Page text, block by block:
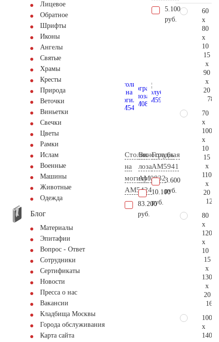
Лицевое
Обратное
Шрифты
Иконы
Ангелы
Святые
Храмы
Кресты
Природа
Веточки
Виньетки
Свечки
Цветы
Рамки
Ислам
Военные
Машины
Животные
Одежда
Блог
Материалы
Эпитафии
Вопрос - Ответ
Сотрудники
Сертификаты
Новости
Пресса о нас
Вакансии
Кладбища Москвы
Города обслуживания
Карта сайта
5.100
руб.
Столик
на
могилу
AM5424
83.200
руб.
Виноградная
лоза
AM0832
10.100
руб.
Голубь
AM5941
3.600
руб.
60
x
80
x
10
15
x
90
x
20
70
x
100
x
10
15
x
110
x
20
80
x
120
x
10
15
x
130
x
20
100
x
140